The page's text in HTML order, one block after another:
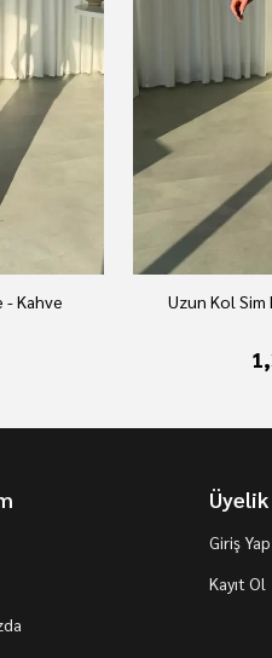
- Kahve Uzun Kol
Üyelik
Giriş Yap
Kayıt Ol